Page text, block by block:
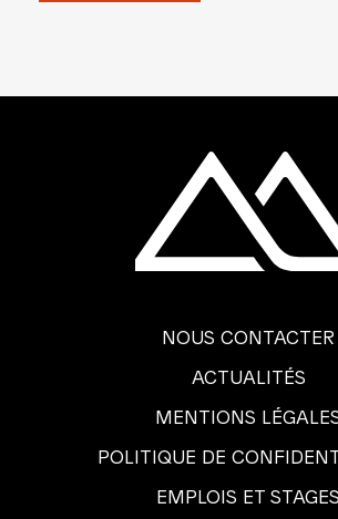
NOUS CONTACTER
ACTUALITÉS
MENTIONS
POLITIQUE DE
EMPLOIS ET STAGES